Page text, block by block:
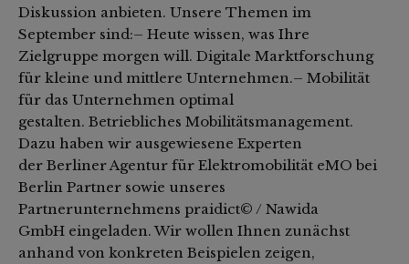
Diskussion anbieten. Unsere Themen im
September sind:– Heute wissen, was Ihre
Zielgruppe morgen will. Digitale Marktforschung
für kleine und mittlere Unternehmen.– Mobilität
für das Unternehmen optimal
gestalten. Betriebliches Mobilitätsmanagement.
Dazu haben wir ausgewiesene Experten
der Berliner Agentur für Elektromobilität eMO bei
Berlin Partner sowie unseres
Partnerunternehmens praidict© / Nawida
GmbH eingeladen. Wir wollen Ihnen zunächst
anhand von konkreten Beispielen zeigen,